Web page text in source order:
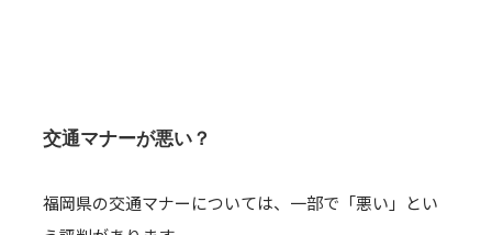
交通マナーが悪い？
福岡県の交通マナーについては、一部で「悪い」とい